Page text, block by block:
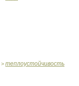
> теплоустойчивость